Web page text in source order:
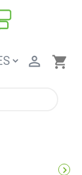
shopping_cart

